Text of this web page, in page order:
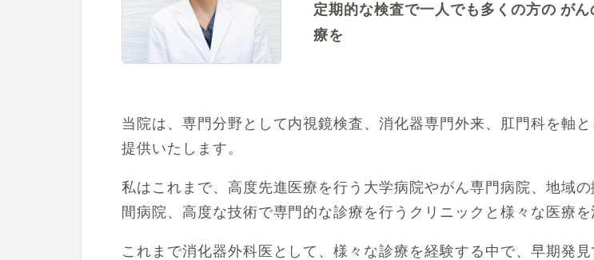
定期的な検査で一人でも多くの方の が
療を
当院は、専門分野として内視鏡検査、消化器専門外来、肛門科を軸
提供いたします。
私はこれまで、高度先進医療を行う大学病院やがん専門病院、地域
間病院、高度な技術で専門的な診療を行うクリニックと様々な医療
これまで消化器外科医として、様々な診療を経験する中で、早期発